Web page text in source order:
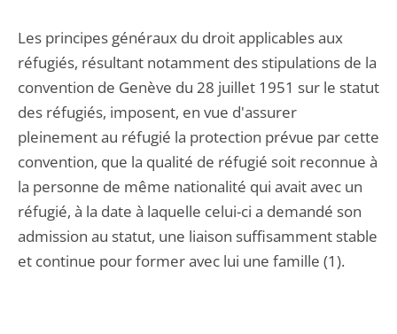
Les principes généraux du droit applicables aux
réfugiés, résultant notamment des stipulations de la
convention de Genève du 28 juillet 1951 sur le statut
des réfugiés, imposent, en vue d'assurer
pleinement au réfugié la protection prévue par cette
convention, que la qualité de réfugié soit reconnue à
la personne de même nationalité qui avait avec un
réfugié, à la date à laquelle celui-ci a demandé son
admission au statut, une liaison suffisamment stable
et continue pour former avec lui une famille (1).